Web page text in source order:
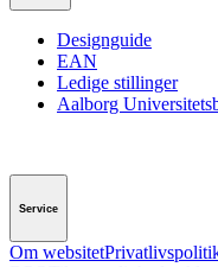
Designguide
EAN
Ledige stillinger
Aalborg
Service
Om websitet